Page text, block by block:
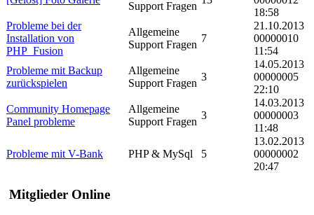
Support Fragen
18:58
Probleme bei der
Installation von
PHP_Fusion
Allgemeine
Support Fragen
7
21.10.2013
00000010
11:54
Probleme mit Backup
zurückspielen
Allgemeine
Support Fragen
3
14.05.2013
00000005
22:10
Community Homepage
Panel probleme
Allgemeine
Support Fragen
3
14.03.2013
00000003
11:48
Probleme mit V-Bank PHP & MySql 5
13.02.2013
00000002
20:47
Mitglieder Online